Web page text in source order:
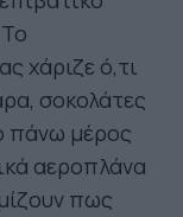
χάριζε ό,τι
σοκολάτες
πάνω μέρος
αεροπλάνα
πως